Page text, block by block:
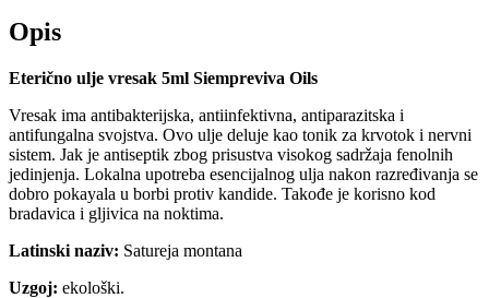
Opis
Eterično ulje vresak 5ml Siempreviva Oils
Vresak ima antibakterijska, antiinfektivna, antiparazitska i
antifungalna svojstva. Ovo ulje deluje kao tonik za krvotok i nervni
sistem. Jak je antiseptik zbog prisustva visokog sadržaja fenolnih
jedinjenja. Lokalna upotreba esencijalnog ulja nakon razređivanja se
dobro pokayala u borbi protiv kandide. Takođe je korisno kod
bradavica i gljivica na noktima.
Latinski naziv: Satureja montana
Uzgoj: ekološki.